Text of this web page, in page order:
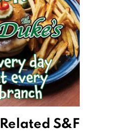
Related S&F